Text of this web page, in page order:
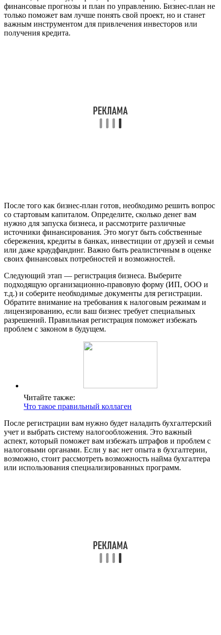
финансовые прогнозы и план по управлению. Бизнес-план не
только поможет вам лучше понять свой проект, но и станет
важным инструментом для привлечения инвесторов или
получения кредита.
После того как бизнес-план готов, необходимо решить вопрос
со стартовым капиталом. Определите, сколько денег вам
нужно для запуска бизнеса, и рассмотрите различные
источники финансирования. Это могут быть собственные
сбережения, кредиты в банках, инвестиции от друзей и семьи
или даже краудфандинг. Важно быть реалистичным в оценке
своих финансовых потребностей и возможностей.
Следующий этап — регистрация бизнеса. Выберите
подходящую организационно-правовую форму (ИП, ООО и
т.д.) и соберите необходимые документы для регистрации.
Обратите внимание на требования к налоговым режимам и
лицензированию, если ваш бизнес требует специальных
разрешений. Правильная регистрация поможет избежать
проблем с законом в будущем.
Читайте также:
Что такое правильный коллаген
После регистрации вам нужно будет наладить бухгалтерский
учет и выбрать систему налогообложения. Это важный
аспект, который поможет вам избежать штрафов и проблем с
налоговыми органами. Если у вас нет опыта в бухгалтерии,
возможно, стоит рассмотреть возможность найма бухгалтера
или использования специализированных программ.